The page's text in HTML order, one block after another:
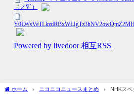
ホーム ニコニコニュースまとめ
NHKス